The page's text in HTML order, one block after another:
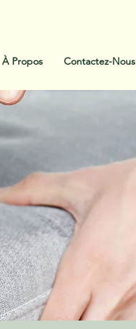
À Propos Contactez-Nous